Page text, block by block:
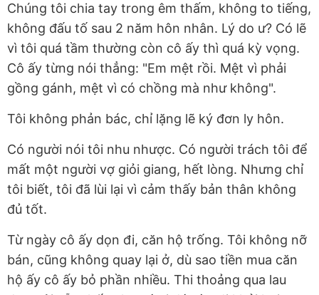
Chúng tôi chia tay trong êm thấm, không to tiếng,
không đấu tố sau 2 năm hôn nhân. Lý do ư? Có lẽ
vì tôi quá tầm thường còn cô ấy thì quá kỳ vọng.
Cô ấy từng nói thẳng: "Em mệt rồi. Mệt vì phải
gồng gánh, mệt vì có chồng mà như không".
Tôi không phản bác, chỉ lặng lẽ ký đơn ly hôn.
Có người nói tôi nhu nhược. Có người trách tôi để
mất một người vợ giỏi giang, hết lòng. Nhưng chỉ
tôi biết, tôi đã lùi lại vì cảm thấy bản thân không
đủ tốt.
Từ ngày cô ấy dọn đi, căn hộ trống. Tôi không nỡ
bán, cũng không quay lại ở, dù sao tiền mua căn
hộ ấy cô ấy bỏ phần nhiều. Thi thoảng qua lau